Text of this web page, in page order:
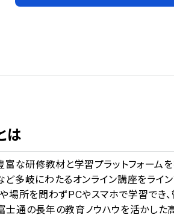
は
な研修教材と学習プラットフォーム
ど多岐にわたるオンライン講座をライ
場所を問わずPCやスマホで学習でき
士通の長年の教育ノウハウを活かした